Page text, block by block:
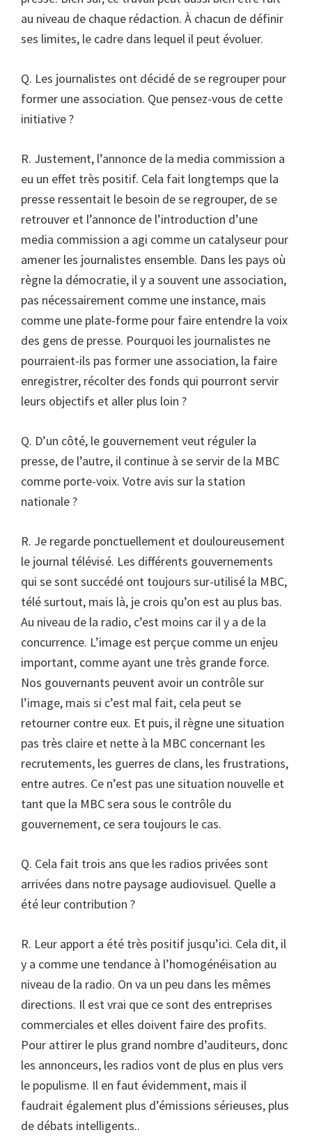
au niveau de chaque rédaction. À chacun de définir
ses limites, le cadre dans lequel il peut évoluer.
Q. Les journalistes ont décidé de se regrouper pour
former une association. Que pensez-vous de cette
initiative ?
R. Justement, l’annonce de la media commission a
eu un effet très positif. Cela fait longtemps que la
presse ressentait le besoin de se regrouper, de se
retrouver et l’annonce de l’introduction d’une
media commission a agi comme un catalyseur pour
amener les journalistes ensemble. Dans les pays où
règne la démocratie, il y a souvent une association,
pas nécessairement comme une instance, mais
comme une plate-forme pour faire entendre la voix
des gens de presse. Pourquoi les journalistes ne
pourraient-ils pas former une association, la faire
enregistrer, récolter des fonds qui pourront servir
leurs objectifs et aller plus loin ?
Q. D’un côté, le gouvernement veut réguler la
presse, de l’autre, il continue à se servir de la MBC
comme porte-voix. Votre avis sur la station
nationale ?
R. Je regarde ponctuellement et douloureusement
le journal télévisé. Les différents gouvernements
qui se sont succédé ont toujours sur-utilisé la MBC,
télé surtout, mais là, je crois qu’on est au plus bas.
Au niveau de la radio, c’est moins car il y a de la
concurrence. L’image est perçue comme un enjeu
important, comme ayant une très grande force.
Nos gouvernants peuvent avoir un contrôle sur
l’image, mais si c’est mal fait, cela peut se
retourner contre eux. Et puis, il règne une situation
pas très claire et nette à la MBC concernant les
recrutements, les guerres de clans, les frustrations,
entre autres. Ce n’est pas une situation nouvelle et
tant que la MBC sera sous le contrôle du
gouvernement, ce sera toujours le cas.
Q. Cela fait trois ans que les radios privées sont
arrivées dans notre paysage audiovisuel. Quelle a
été leur contribution ?
R. Leur apport a été très positif jusqu’ici. Cela dit, il
y a comme une tendance à l’homogénéisation au
niveau de la radio. On va un peu dans les mêmes
directions. Il est vrai que ce sont des entreprises
commerciales et elles doivent faire des profits.
Pour attirer le plus grand nombre d’auditeurs, donc
les annonceurs, les radios vont de plus en plus vers
le populisme. Il en faut évidemment, mais il
faudrait également plus d’émissions sérieuses, plus
de débats intelligents..